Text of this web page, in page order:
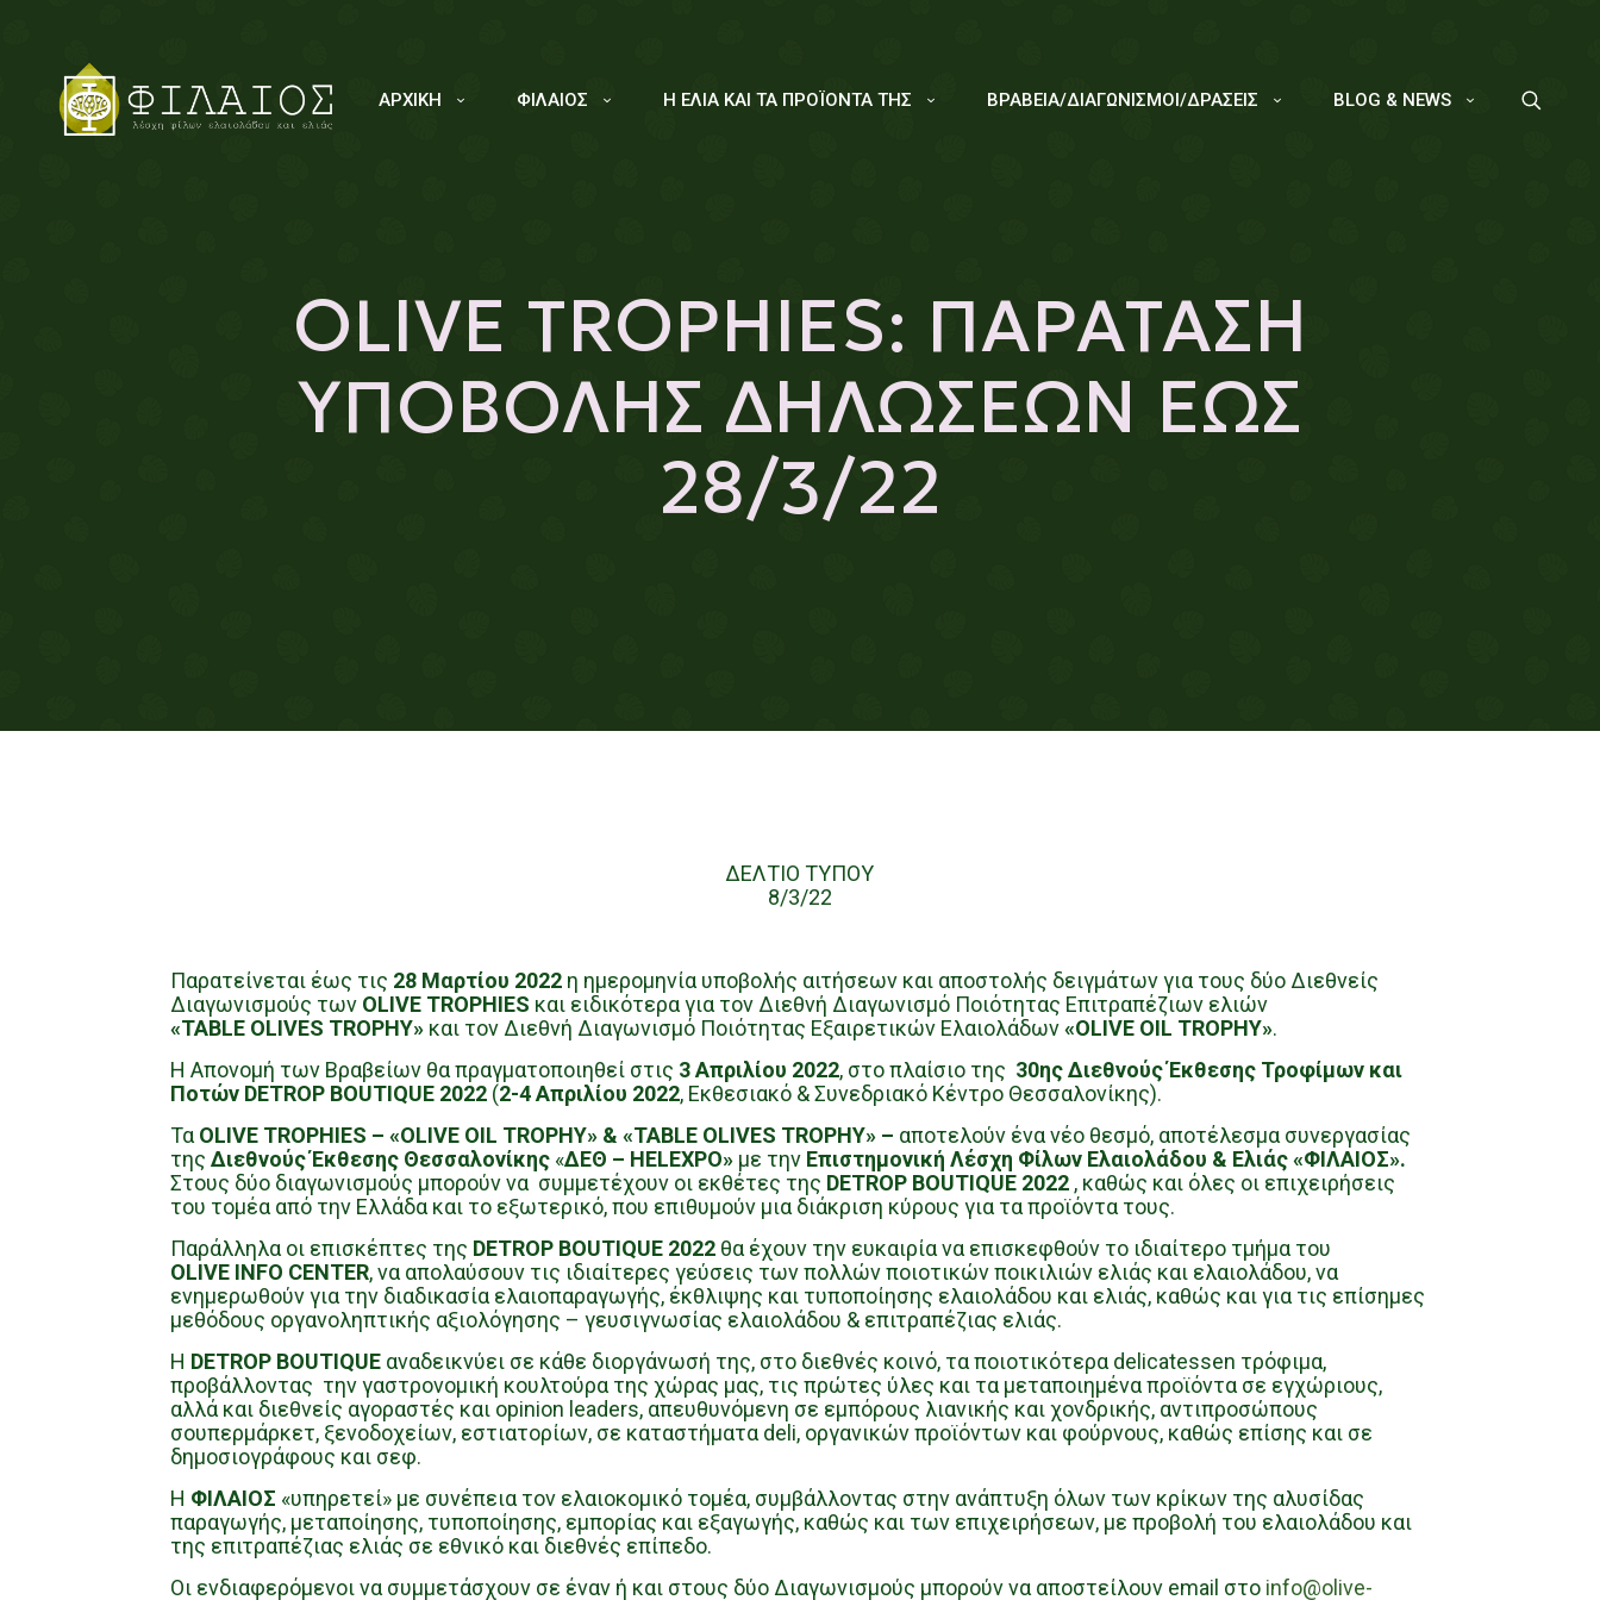
ΑΡΧΙΚΗ ΦΙΛΑΙΟΣ Η ΕΛΙΑ ΚΑΙ ΤΑ ΠΡΟΪΟΝΤΑ ΤΗΣ ΒΡΑΒΕΙΑ/ΔΙΑΓΩΝΙΣΜΟΙ/ΔΡΑΣΕΙΣ BLOG & NEWS
OLIVE TROPHIES: ΠΑΡΑΤΑΣΗ
ΥΠΟΒΟΛΗΣ ΔΗΛΩΣΕΩΝ ΕΩΣ
28/3/22
ΔΕΛΤΙΟ ΤΥΠΟΥ
8/3/22
Παρατείνεται έως τις 28 Μαρτίου 2022 η ημερομηνία υποβολής αιτήσεων και αποστολής δειγμάτων για τους δύο Διεθνείς
Διαγωνισμούς των OLIVE TROPHIES και ειδικότερα για τον Διεθνή Διαγωνισμό Ποιότητας Επιτραπέζιων ελιών
«TABLE OLIVES TROPHY» και τον Διεθνή Διαγωνισμό Ποιότητας Εξαιρετικών Ελαιολάδων«OLIVE OIL TROPHY».
Η Απονομή των Βραβείων θα πραγματοποιηθεί στις 3 Απριλίου 2022, στο πλαίσιο της 30ης Διεθνούς Έκθεσης Τροφίμων και
Ποτών DETROP BOUTIQUE 2022(2-4 Απριλίου 2022, Εκθεσιακό & Συνεδριακό Κέντρο Θεσσαλονίκης).
Τα OLIVE TROPHIES – «OLIVE OIL TROPHY» & «TABLE OLIVES TROPHY» – αποτελούν ένα νέο θεσμό, αποτέλεσμα συνεργασίας
της Διεθνούς Έκθεσης Θεσσαλονίκης«ΔΕΘ – HELEXPO»με την Επιστημονική Λέσχη Φίλων Ελαιολάδου & Ελιάς «ΦΙΛΑΙΟΣ».
Στους δύο διαγωνισμούς μπορούν να συμμετέχουν οι εκθέτες της DETROP BOUTIQUE 2022, καθώς και όλες οι επιχειρήσεις
του τομέα από την Ελλάδα και το εξωτερικό, που επιθυμούν μια διάκριση κύρους για τα προϊόντα τους.
Παράλληλα οι επισκέπτες της DETROP BOUTIQUE 2022 θα έχουν την ευκαιρία να επισκεφθούν το ιδιαίτερο τμήμα του
OLIVE INFO CENTER, να απολαύσουν τις ιδιαίτερες γεύσεις των πολλών ποιοτικών ποικιλιών ελιάς και ελαιολάδου, να
ενημερωθούν για την διαδικασία ελαιοπαραγωγής, έκθλιψης και τυποποίησης ελαιολάδου και ελιάς, καθώς και για τις επίσημες
μεθόδους οργανοληπτικής αξιολόγησης – γευσιγνωσίας ελαιολάδου & επιτραπέζιας ελιάς.
Η DETROP BOUTIQUEαναδεικνύει σε κάθε διοργάνωσή της, στο διεθνές κοινό, τα ποιοτικότερα delicatessen τρόφιμα,
προβάλλοντας την γαστρονομική κουλτούρα της χώρας μας, τις πρώτες ύλες και τα μεταποιημένα προϊόντα σε εγχώριους,
αλλά και διεθνείς αγοραστές και opinion leaders, απευθυνόμενη σε εμπόρους λιανικής και χονδρικής, αντιπροσώπους
σουπερμάρκετ, ξενοδοχείων, εστιατορίων, σε καταστήματα deli, οργανικών προϊόντων και φούρνους, καθώς επίσης και σε
δημοσιογράφους και σεφ.
Η ΦΙΛΑΙΟΣ «υπηρετεί» με συνέπεια τον ελαιοκομικό τομέα, συμβάλλοντας στην ανάπτυξη όλων των κρίκων της αλυσίδας
παραγωγής, μεταποίησης, τυποποίησης, εμπορίας και εξαγωγής, καθώς και των επιχειρήσεων, με προβολή του ελαιολάδου και
της επιτραπέζιας ελιάς σε εθνικό και διεθνές επίπεδο.
Οι ενδιαφερόμενοι να συμμετάσχουν σε έναν ή και στους δύο Διαγωνισμούς μπορούν να αποστείλουν email στο info@olive-